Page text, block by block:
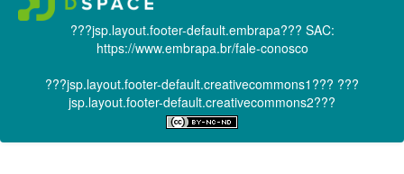
???jsp.layout.footer-default.embrapa??? SAC:
https://www.embrapa.br/fale-conosco
???jsp.layout.footer-default.creativecommons1??? ???
jsp.layout.footer-default.creativecommons2???